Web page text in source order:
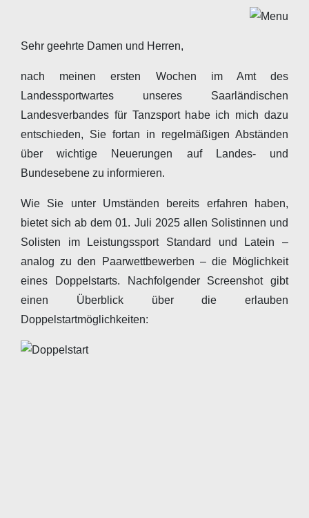
Sehr geehrte Damen und Herren,
nach meinen ersten Wochen im Amt des
Landessportwartes unseres Saarländischen
Landesverbandes für Tanzsport habe ich mich dazu
entschieden, Sie fortan in regelmäßigen Abständen
über wichtige Neuerungen auf Landes- und
Bundesebene zu informieren.
Wie Sie unter Umständen bereits erfahren haben,
bietet sich ab dem 01. Juli 2025 allen Solistinnen und
Solisten im Leistungssport Standard und Latein –
analog zu den Paarwettbewerben – die Möglichkeit
eines Doppelstarts. Nachfolgender Screenshot gibt
einen Überblick über die erlauben
Doppelstartmöglichkeiten: